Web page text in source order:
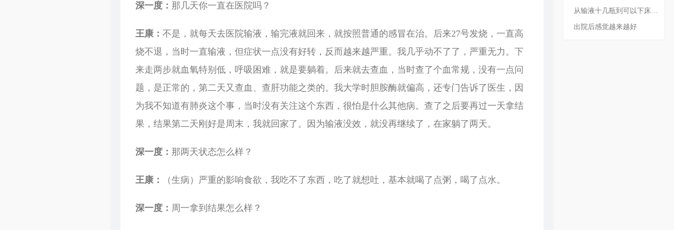
深一度： 那几天你一直在医院吗？
王康： 不是，就每天去医院输液，输完液就回来，就按照普通的感冒在治。后来27号发烧，一直高
烧不退，当时一直输液，但症状一点没有好转，反而越来越严重。我几乎动不了了，严重无力。下
来走两步就血氧特别低，呼吸困难，就是要躺着。后来就去查血，当时查了个血常规，没有一点问
题，是正常的，第二天又查血、查肝功能之类的。我大学时胆胺酶就偏高，还专门告诉了医生，因
为我不知道有肺炎这个事，当时没有关注这个东西，很怕是什么其他病。查了之后要再过一天拿结
果，结果第二天刚好是周末，我就回家了。因为输液没效，就没再继续了，在家躺了两天。
深一度： 那两天状态怎么样？
王康： （生病）严重的影响食欲，我吃不了东西，吃了就想吐，基本就喝了点粥，喝了点水。
深一度： 周一拿到结果怎么样？
从输液十几瓶到可以下床走动
出院后感觉越来越好